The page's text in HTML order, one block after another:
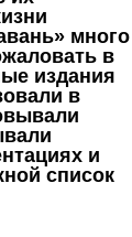
много
в
издания
в
и
список